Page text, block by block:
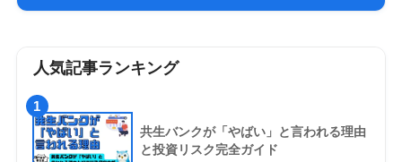
人気記事ランキング
1
共生バンクが「やばい」と言われる理由
と投資リスク完全ガイド